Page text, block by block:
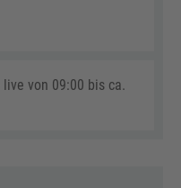
von 09:00 bis ca.